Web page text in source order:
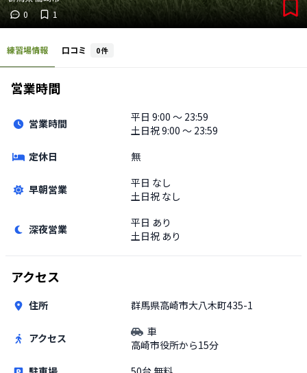
0
1
練習場情報 口コミ 0件
営業時間
営業時間 平日 9:00 〜 23:59
土日祝9:00 〜 23:59
定休日
無
早朝営業 平日 なし
土日祝 なし
深夜営業 平日 あり
土日祝 あり
アクセス
住所 群馬県高崎市大八木町435-1
アクセス
車
高崎市役所から15分